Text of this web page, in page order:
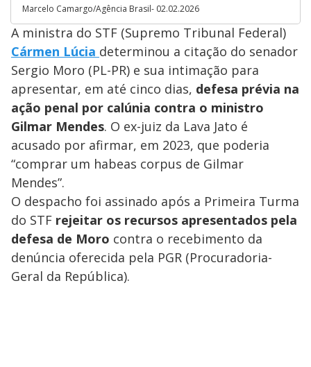
Marcelo Camargo/Agência Brasil- 02.02.2026
A ministra do STF (Supremo Tribunal Federal)
Cármen Lúcia determinou a citação do senador
Sergio Moro (PL-PR) e sua intimação para
apresentar, em até cinco dias, defesa prévia na
ação penal por calúnia contra o ministro
Gilmar Mendes. O ex-juiz da Lava Jato é
acusado por afirmar, em 2023, que poderia
“comprar um habeas corpus de Gilmar
Mendes”.
O despacho foi assinado após a Primeira Turma
do STF rejeitar os recursos apresentados pela
defesa de Moro contra o recebimento da
denúncia oferecida pela PGR (Procuradoria-
Geral da República).